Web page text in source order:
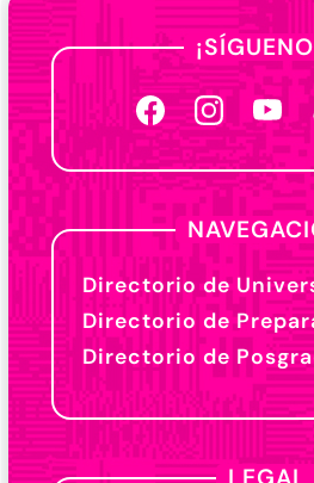
Directorio de
Directorio de
Directorio de